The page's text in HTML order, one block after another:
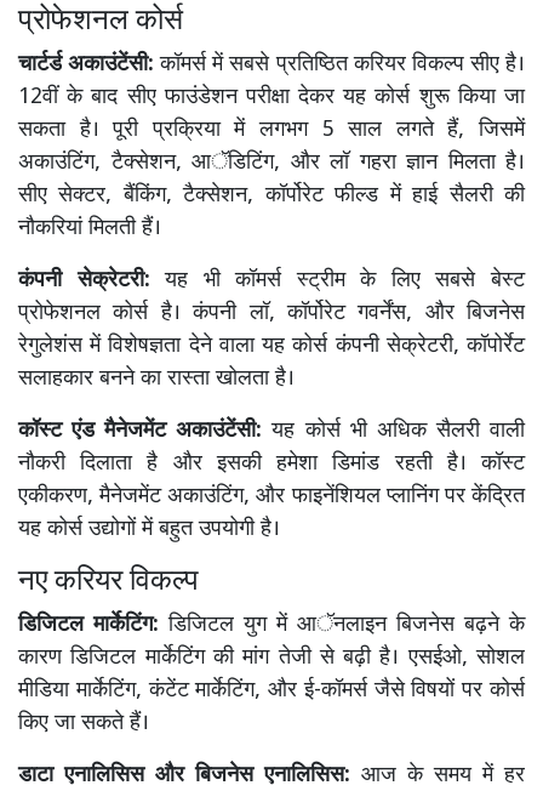
प्रोफेशनल कोर्स
चार्टर्ड अकाउंटेंसी: कॉमर्स में सबसे प्रतिष्ठित करियर विकल्प सीए है।
12वीं के बाद सीए फाउंडेशन परीक्षा देकर यह कोर्स शुरू किया जा
सकता है। पूरी प्रक्रिया में लगभग 5 साल लगते हैं, जिसमें
अकाउंटिंग, टैक्सेशन, आॅडिटिंग, और लॉ गहरा ज्ञान मिलता है।
सीए सेक्टर, बैंकिंग, टैक्सेशन, कॉर्पोरेट फील्ड में हाई सैलरी की
नौकरियां मिलती हैं।
कंपनी सेक्रेटरी: यह भी कॉमर्स स्ट्रीम के लिए सबसे बेस्ट
प्रोफेशनल कोर्स है। कंपनी लॉ, कॉर्पोरेट गवर्नेंस, और बिजनेस
रेगुलेशंस में विशेषज्ञता देने वाला यह कोर्स कंपनी सेक्रेटरी, कॉपोर्रेट
सलाहकार बनने का रास्ता खोलता है।
कॉस्ट एंड मैनेजमेंट अकाउंटेंसी:यह कोर्स भी अधिक सैलरी वाली
नौकरी दिलाता है और इसकी हमेशा डिमांड रहती है। कॉस्ट
एकीकरण, मैनेजमेंट अकाउंटिंग, और फाइनेंशियल प्लानिंग पर केंद्रित
यह कोर्स उद्योगों में बहुत उपयोगी है।
नए करियर विकल्प
डिजिटल मार्केटिंग: डिजिटल युग में आॅनलाइन बिजनेस बढ़ने के
कारण डिजिटल मार्केटिंग की मांग तेजी से बढ़ी है। एसईओ, सोशल
मीडिया मार्केटिंग, कंटेंट मार्केटिंग, और ई-कॉमर्स जैसे विषयों पर कोर्स
किए जा सकते हैं।
डाटा एनालिसिस और बिजनेस एनालिसिस: आज के समय में हर